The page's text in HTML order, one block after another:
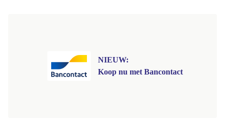
NIEUW:
Koop nu met Bancontact